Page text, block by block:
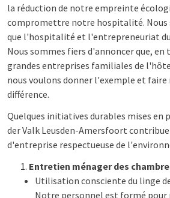
la réduction de notre empreinte
compromettre notre hospitalité. Nous
que l'hospitalité et l'entrepreneuriat
Nous sommes fiers d'annoncer que, en
grandes entreprises familiales de
nous voulons donner l'exemple et
différence.
Quelques initiatives durables mises en
der Valk Leusden-Amersfoort
d'entreprise respectueuse de
Entretien ménager des
Utilisation consciente du linge
Notre personnel est formé pour